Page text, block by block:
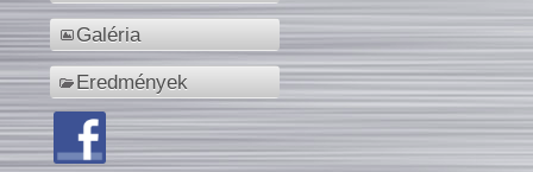
Galéria
Eredmények